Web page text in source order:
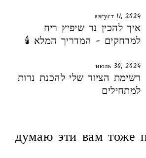
август 11, 2024
איך להכין נר שיפיץ ריח
למרחקים - המדריך המלא 🕯️
июль 30, 2024
רשימת הציוד שלי להכנת נרות
למתחילים
думаю эти вам тоже